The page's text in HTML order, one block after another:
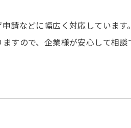
請などに幅広く対応していま
すので、企業様が安心して相